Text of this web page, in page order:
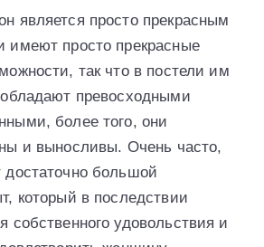
является просто прекрасным
просто прекрасные
так что в постели им
превосходными
более того, они
и выносливы. Очень часто,
достаточно большой
который в последствии
собственного удовольствия и